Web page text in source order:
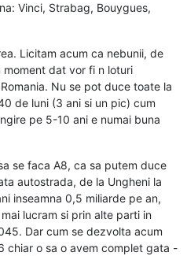
Vinci, Strabag, Bouygues,
Licitam acum ca nebunii, de
dat vor fi n loturi
Nu se pot duce toate la
de luni (3 ani si un pic) cum
pe 5-10 ani e numai buna
se faca A8, ca sa putem duce
autostrada, de la Ungheni la
inseamna 0,5 miliarde pe an,
lucram si prin alte parti in
Dar cum se dezvolta acum
chiar o sa o avem complet gata -